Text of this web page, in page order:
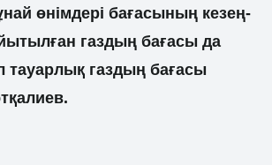
өнімдері бағасының кезең-
газдың бағасы да
газдың бағасы